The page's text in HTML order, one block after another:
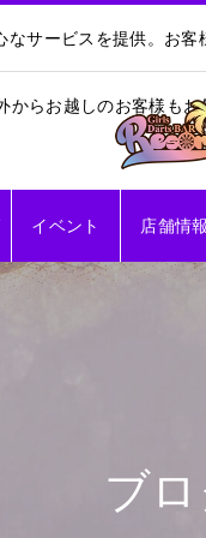
サービスを提供。お
からお越しのお客様もお
イベント 店舗情報
ブ